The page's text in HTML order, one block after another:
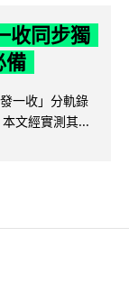
收同步獨
備
一收」分軌錄
文經實測其...